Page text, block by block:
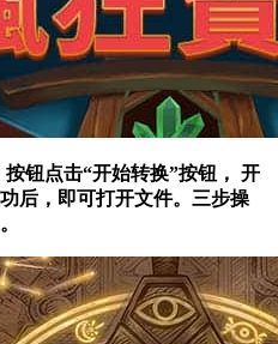
钮点击“开始转换”按钮， 开
后，即可打开文件。三步操